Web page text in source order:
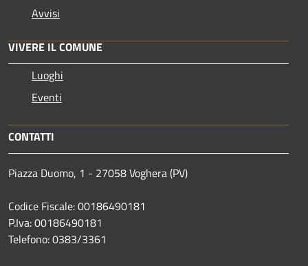
Avvisi
VIVERE IL COMUNE
Luoghi
Eventi
CONTATTI
Piazza Duomo, 1 - 27058 Voghera (PV)
Codice Fiscale: 00186490181
P.Iva: 00186490181
Telefono:0383/3361